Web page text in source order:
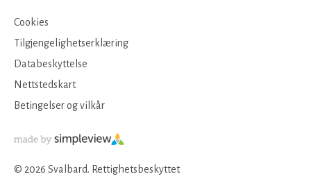
Cookies
Tilgjengelighetserklæring
Databeskyttelse
Nettstedskart
Betingelser og vilkår
© 2026 Svalbard. Rettighetsbeskyttet